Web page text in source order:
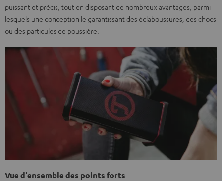
puissant et précis, tout en disposant de nombreux avantages, parmi
lesquels une conception le garantissant des éclaboussures, des chocs
ou des particules de poussière.
Vue d’ensemble des points forts